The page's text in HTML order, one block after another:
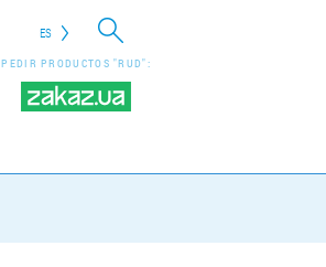
ES
PEDIR PRODUCTOS "RUD":